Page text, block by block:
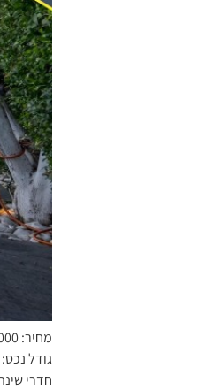
מחיר: 30,000,000 ₪
גודל נכס: 700 מ"ר בנוי / 800 מ"ר מגרש
חדרי